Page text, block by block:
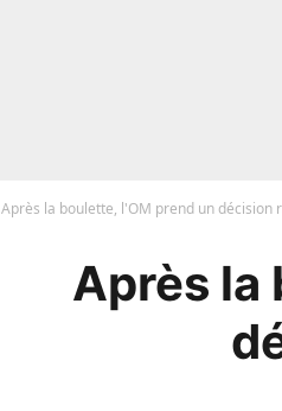
Après la boulette, l'OM prend un décision
Après la